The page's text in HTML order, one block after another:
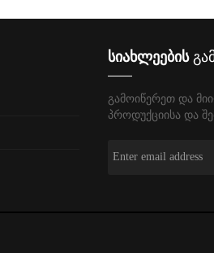
სიახლეების
გამოიწერეთ და
პროდუქციისა და